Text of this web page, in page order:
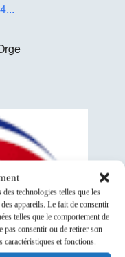
technologies telles que les
appareils. Le fait de consentir
telles que le comportement de
pas consentir ou de retirer son
caractéristiques et fonctions.